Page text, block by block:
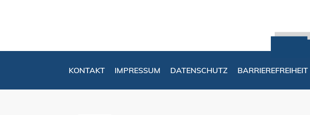
KONTAKT IMPRESSUM DATENSCHUTZ BARRIEREFREIHEIT